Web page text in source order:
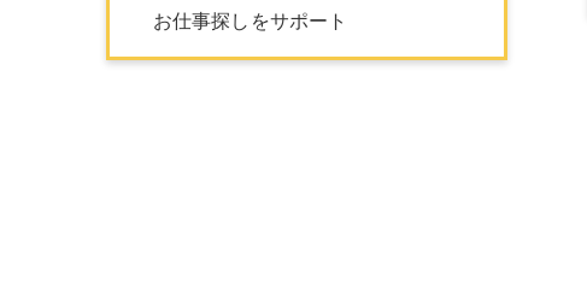
お仕事探しをサポート